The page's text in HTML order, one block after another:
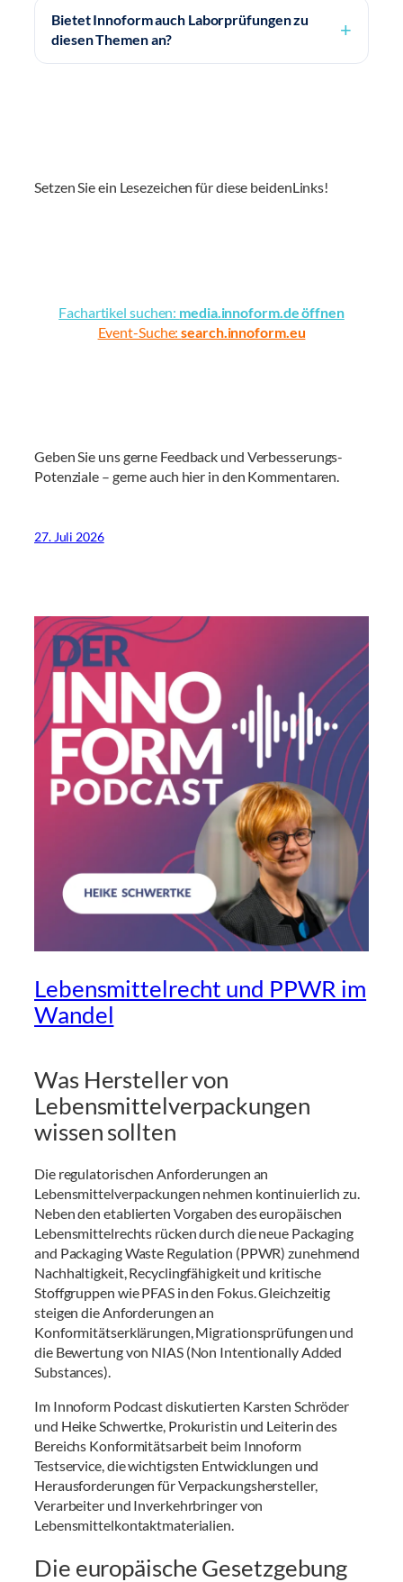
Bietet Innoform auch Laborprüfungen zu
diesen Themen an?
Setzen Sie ein Lesezeichen für diese beidenLinks!
Fachartikel suchen: media.innoform.de öffnen
Event-Suche:search.innoform.eu
Geben Sie uns gerne Feedback und Verbesserungs-
Potenziale – gerne auch hier in den Kommentaren.
27. Juli 2026
Lebensmittelrecht und PPWR im
Wandel
Was Hersteller von
Lebensmittelverpackungen
wissen sollten
Die regulatorischen Anforderungen an
Lebensmittelverpackungen nehmen kontinuierlich zu.
Neben den etablierten Vorgaben des europäischen
Lebensmittelrechts rücken durch die neue Packaging
and Packaging Waste Regulation (PPWR) zunehmend
Nachhaltigkeit, Recyclingfähigkeit und kritische
Stoffgruppen wie PFAS in den Fokus. Gleichzeitig
steigen die Anforderungen an
Konformitätserklärungen, Migrationsprüfungen und
die Bewertung von NIAS (Non Intentionally Added
Substances).
Im Innoform Podcast diskutierten Karsten Schröder
und Heike Schwertke, Prokuristin und Leiterin des
Bereichs Konformitätsarbeit beim Innoform
Testservice, die wichtigsten Entwicklungen und
Herausforderungen für Verpackungshersteller,
Verarbeiter und Inverkehrbringer von
Lebensmittelkontaktmaterialien.
Die europäische Gesetzgebung